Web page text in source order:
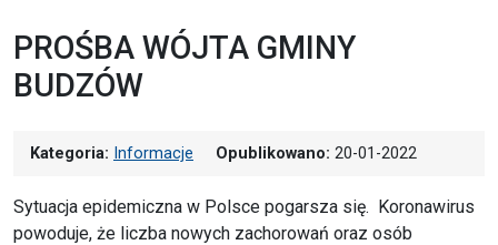
PROŚBA WÓJTA GMINY
BUDZÓW
Kategoria: Informacje Opublikowano: 20-01-2022
Sytuacja epidemiczna w Polsce pogarsza się. Koronawirus
powoduje, że liczba nowych zachorowań oraz osób